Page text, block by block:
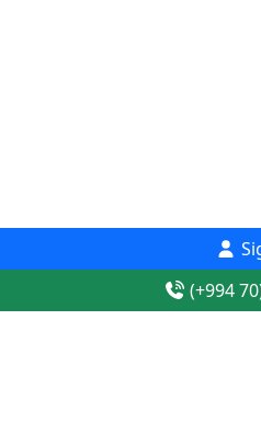
(+994